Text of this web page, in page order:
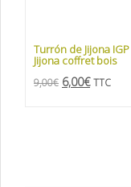
Turrón de Jijona
Jijona coffret bois
9,00€ 6,00€ TTC